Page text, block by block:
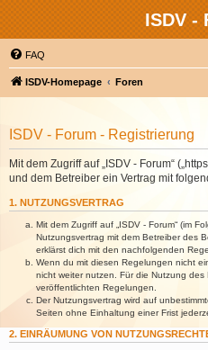
ISDV -
FAQ
ISDV-Homepage Foren
ISDV - Forum - Registrierung
Mit dem Zugriff auf „ISDV - Forum“
und dem Betreiber ein Vertrag mit
1. NUTZUNGSVERTRAG
Mit dem Zugriff auf „ISDV - Forum“ (im
Nutzungsvertrag mit dem Betreiber des
erklärst dich mit den nachfolgenden
Wenn du mit diesen Regelungen nicht
nicht weiter nutzen. Für die Nutzung
veröffentlichten Regelungen.
Der Nutzungsvertrag wird auf
Seiten ohne Einhaltung einer Frist
2. EINRÄUMUNG VON